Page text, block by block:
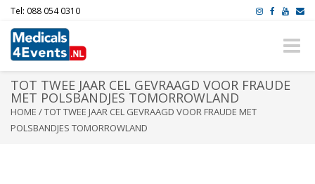
Tel: 088 054 0310
Toggle
TOT TWEE JAAR CEL GEVRAAGD VOOR FRAUDE
MET POLSBANDJES TOMORROWLAND
HOME /TOT TWEE JAAR CEL GEVRAAGD VOOR FRAUDE MET
POLSBANDJES TOMORROWLAND